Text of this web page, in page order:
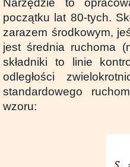
Narzędzie to
początku lat 80-tych.
zarazem środkowym,
jest średnia ruchoma
składniki to linie
odległości
standardowego
wzoru: